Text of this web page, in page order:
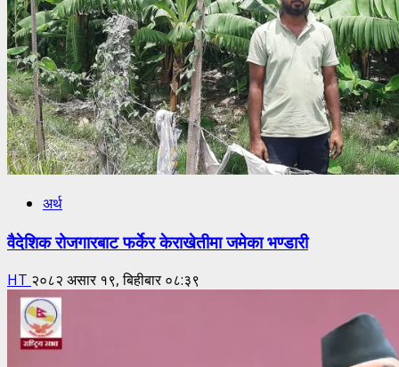
अर्थ
वैदेशिक रोजगारबाट फर्केर केराखेतीमा जमेका भण्डारी
HT २०८२ असार १९, बिहीबार ०८:३९